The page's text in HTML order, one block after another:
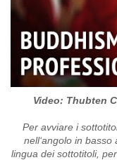
Video: Thubten
Per avviare i
nell‘angolo in
lingua dei sottotitoli,